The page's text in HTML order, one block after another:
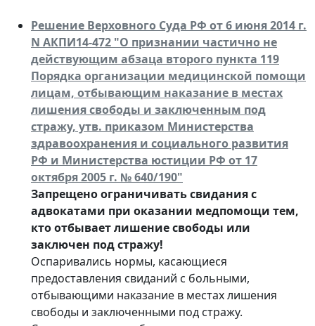
Решение Верховного Суда РФ от 6 июня 2014 г.
N АКПИ14-472 "О признании частично не
действующим абзаца второго пункта 119
Порядка организации медицинской помощи
лицам, отбывающим наказание в местах
лишения свободы и заключенным под
стражу, утв. приказом Министерства
здравоохранения и социального развития
РФ и Министерства юстиции РФ от 17
октября 2005 г. № 640/190"
Запрещено ограничивать свидания с
адвокатами при оказании медпомощи тем,
кто отбывает лишение свободы или
заключен под стражу!
Оспаривались нормы, касающиеся
предоставления свиданий с больными,
отбывающими наказание в местах лишения
свободы и заключенными под стражу.